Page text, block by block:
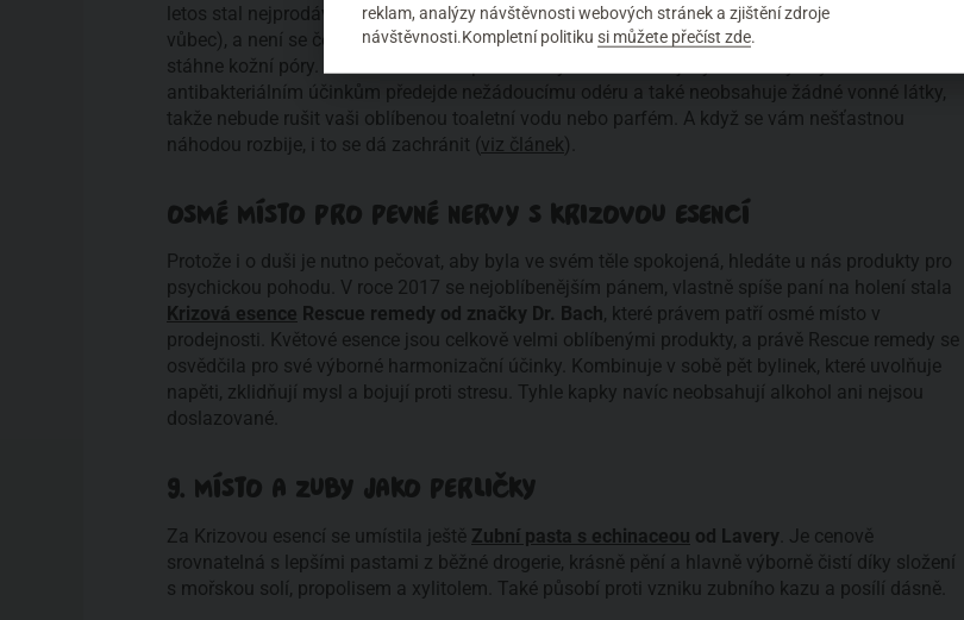
letos stal nejprodávanějším deodorantem (a zároveň sedmým nejprodávanějším výrobkem
vůbec), a není se čemu divit. Přírodní kamenec má přirozeně adstringentní účinky, takže lehce
stáhne kožní póry. Pokožku ale neucpe ani nevysuší a nechá ji dýchat. Díky svým
antibakteriálním účinkům předejde nežádoucímu odéru a také neobsahuje žádné vonné látky,
takže nebude rušit vaši oblíbenou toaletní vodu nebo parfém. A když se vám nešťastnou
náhodou rozbije, i to se dá zachránit (viz článek).
OSMÉ MÍSTO PRO PEVNÉ NERVY S KRIZOVOU ESENCÍ
Protože i o duši je nutno pečovat, aby byla ve svém těle spokojená, hledáte u nás produkty pro
psychickou pohodu. V roce 2017 se nejoblíbenějším pánem, vlastně spíše paní na holení stala
Krizová esence Rescue remedy od značky Dr. Bach, které právem patří osmé místo v
prodejnosti. Květové esence jsou celkově velmi oblíbenými produkty, a právě Rescue remedy se
osvědčila pro své výborné harmonizační účinky. Kombinuje v sobě pět bylinek, které uvolňuje
napěti, zklidňují mysl a bojují proti stresu. Tyhle kapky navíc neobsahují alkohol ani nejsou
doslazované.
9. MÍSTO A ZUBY JAKO PERLIČKY
Za Krizovou esencí se umístila ještě Zubní pasta s echinaceou od Lavery . Je cenově
srovnatelná s lepšími pastami z běžné drogerie, krásně pění a hlavně výborně čistí díky složení
s mořskou solí, propolisem a xylitolem. Také působí proti vzniku zubního kazu a posílí dásně.
reklam, analýzy návštěvnosti webových stránek a zjištění zdroje
návštěvnosti.Kompletní politiku si můžete přečíst zde.